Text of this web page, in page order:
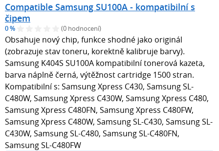
Compatible Samsung SU100A - kompatibilní s
čipem
0 % (0 hodnocení)
Obsahuje nový chip, funkce shodné jako originál
(zobrazuje stav toneru, korektně kalibruje barvy).
Samsung K404S SU100A kompatibilní tonerová kazeta,
barva náplně černá, výtěžnost cartridge 1500 stran.
Kompatibilní s: Samsung Xpress C430, Samsung SL-
C480W, Samsung Xpress C430W, Samsung Xpress C480,
Samsung Xpress C480FN, Samsung Xpress C480FW,
Samsung Xpress C480W, Samsung SL-C430, Samsung SL-
C430W, Samsung SL-C480, Samsung SL-C480FN,
Samsung SL-C480FW